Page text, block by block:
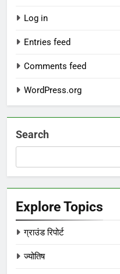
Log in
Entries feed
Comments feed
WordPress.org
Search
Explore Topics
ग्राउंड रिपोर्ट
ज्योतिष